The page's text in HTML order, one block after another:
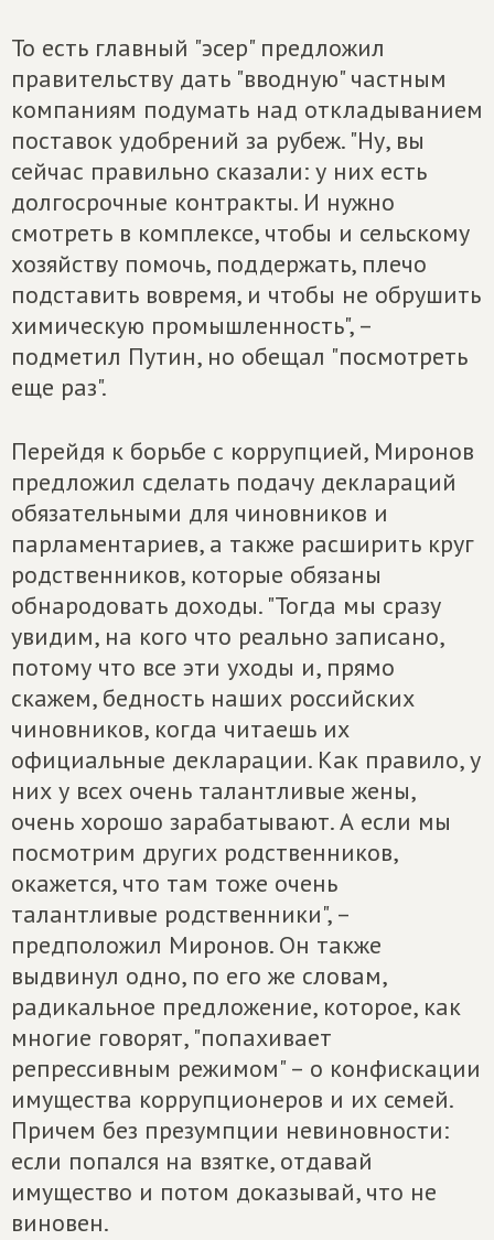
То есть главный "эсер" предложил
правительству дать "вводную" частным
компаниям подумать над откладыванием
поставок удобрений за рубеж. "Ну, вы
сейчас правильно сказали: у них есть
долгосрочные контракты. И нужно
смотреть в комплексе, чтобы и сельскому
хозяйству помочь, поддержать, плечо
подставить вовремя, и чтобы не обрушить
химическую промышленность", –
подметил Путин, но обещал "посмотреть
еще раз".
Перейдя к борьбе с коррупцией, Миронов
предложил сделать подачу деклараций
обязательными для чиновников и
парламентариев, а также расширить круг
родственников, которые обязаны
обнародовать доходы. "Тогда мы сразу
увидим, на кого что реально записано,
потому что все эти уходы и, прямо
скажем, бедность наших российских
чиновников, когда читаешь их
официальные декларации. Как правило, у
них у всех очень талантливые жены,
очень хорошо зарабатывают. А если мы
посмотрим других родственников,
окажется, что там тоже очень
талантливые родственники", –
предположил Миронов. Он также
выдвинул одно, по его же словам,
радикальное предложение, которое, как
многие говорят, "попахивает
репрессивным режимом" – о конфискации
имущества коррупционеров и их семей.
Причем без презумпции невиновности:
если попался на взятке, отдавай
имущество и потом доказывай, что не
виновен.